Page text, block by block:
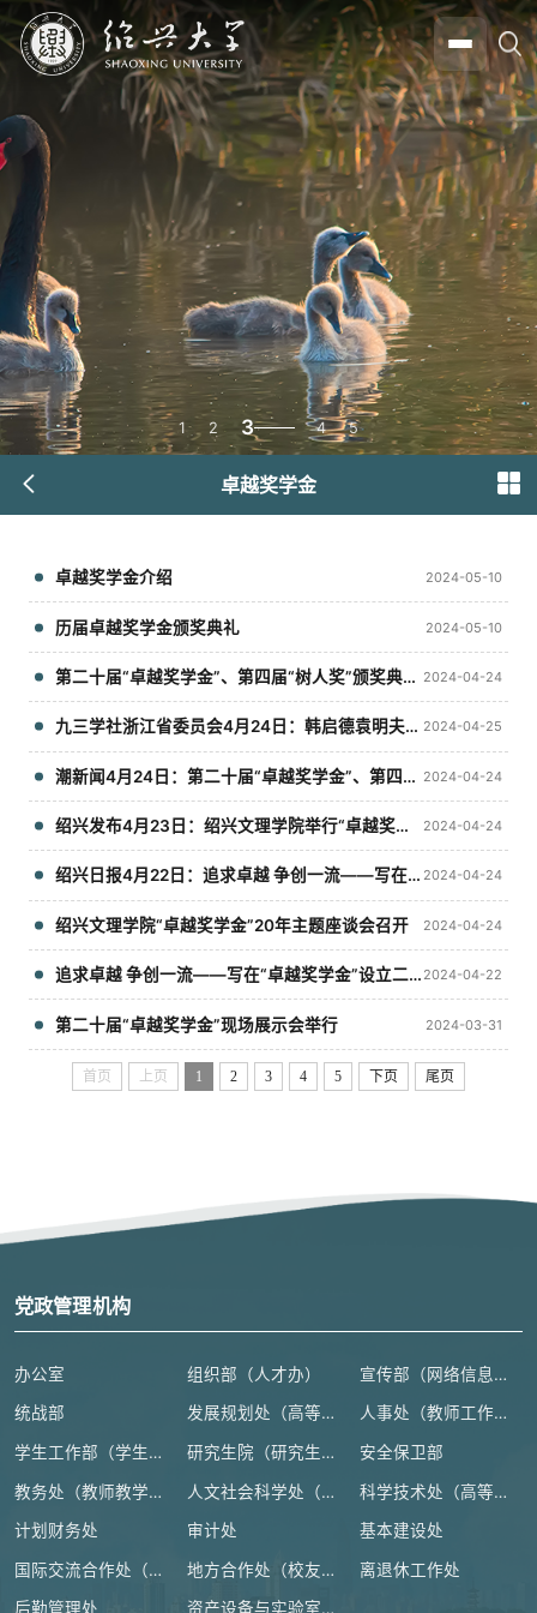
1 2 3 4 5
卓越奖学金
卓越奖学金介绍 2024-05-10
历届卓越奖学金颁奖典礼 2024-05-10
第二十届“卓越奖学金”、第四届“树人奖”颁奖典礼隆重举行 2024-04-24
九三学社浙江省委员会4月24日：韩启德袁明夫妇创设“卓越奖学金”20周年记事 2024-04-25
潮新闻4月24日：第二十届“卓越奖学金”、第四届“树人奖”颁奖典礼隆重举行 2024-04-24
绍兴发布4月23日：绍兴文理学院举行“卓越奖学金”“树人奖”颁奖典礼 2024-04-24
绍兴日报4月22日：追求卓越 争创一流——写在“卓越奖学金”设立二十年之际 2024-04-24
绍兴文理学院“卓越奖学金”20年主题座谈会召开 2024-04-24
追求卓越 争创一流——写在“卓越奖学金”设立二十年之际 2024-04-22
第二十届“卓越奖学金”现场展示会举行 2024-03-31
首页 上页 1 2 3 4 5 下页 尾页
党政管理机构
办公室 组织部（人才办） 宣传部（网络信息安全管理与新闻中心）
统战部 发展规划处（高等教育研究所） 人事处（教师工作部）
学生工作部（学生处、人武部） 研究生院（研究生工作部、学科建设办公室） 安全保卫部
教务处（教师教学发展中心） 人文社会科学处（高等人文研究院） 科学技术处（高等研究院）
计划财务处 审计处 基本建设处
国际交流合作处（港澳台事务办公室） 地方合作处（校友总会办公室） 离退休工作处
后勤管理处 资产设备与实验室管理处